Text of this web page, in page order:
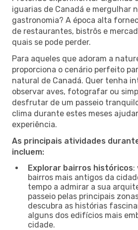
iguarias de Canadá e mergulhar
gastronomia? A época alta
de restaurantes, bistrôs e
quais se pode perder.
Para aqueles que adoram a
proporciona o cenário perfeito
natural de Canadá. Quer tenha
observar aves, fotografar ou
desfrutar de um passeio
clima durante estes meses
experiência.
As principais atividades
incluem:
Explorar bairros históricos:
bairros mais antigos da
tempo a admirar a sua
passeio pelas principais
descubra as histórias
alguns dos edifícios mais
cidade.